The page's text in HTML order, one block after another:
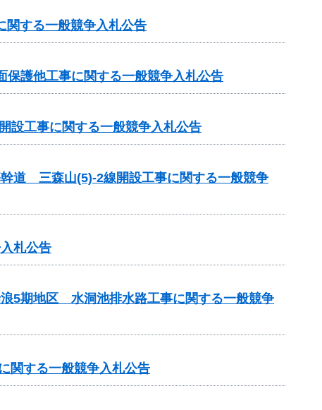
関する一般競争入札公告
保護他工事に関する一般競争入札公告
設工事に関する一般競争入札公告
道 三森山(5)-2線開設工事に関する一般競争
札公告
5期地区 水洞池排水路工事に関する一般競争
関する一般競争入札公告